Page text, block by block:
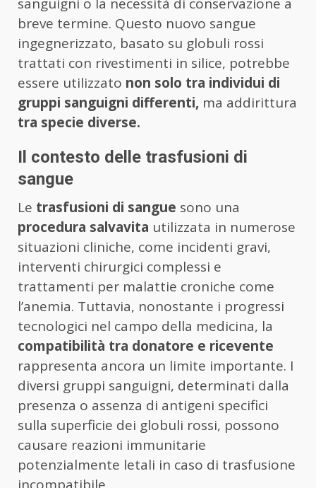
sanguigni o la necessità di conservazione a
breve termine. Questo nuovo sangue
ingegnerizzato, basato su globuli rossi
trattati con rivestimenti in silice, potrebbe
essere utilizzato non solo tra individui di
gruppi sanguigni differenti, ma addirittura
tra specie diverse.
Il contesto delle trasfusioni di
sangue
Le trasfusioni di sangue sono una
procedura salvavita utilizzata in numerose
situazioni cliniche, come incidenti gravi,
interventi chirurgici complessi e
trattamenti per malattie croniche come
l’anemia. Tuttavia, nonostante i progressi
tecnologici nel campo della medicina, la
compatibilità tra donatore e ricevente
rappresenta ancora un limite importante. I
diversi gruppi sanguigni, determinati dalla
presenza o assenza di antigeni specifici
sulla superficie dei globuli rossi, possono
causare reazioni immunitarie
potenzialmente letali in caso di trasfusione